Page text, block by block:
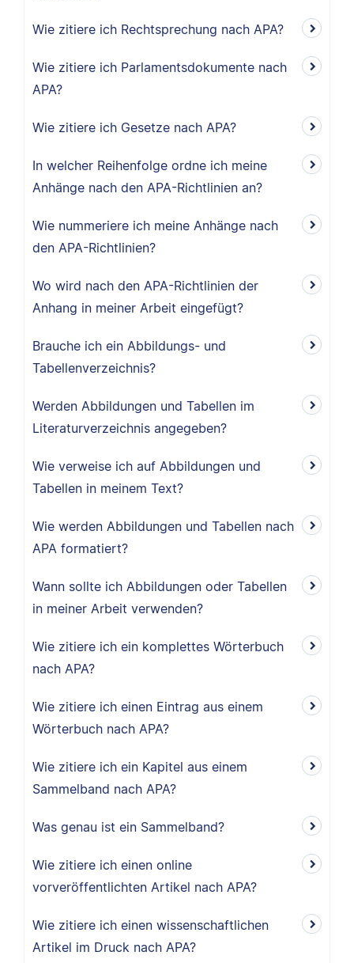
Wie zitiere ich Rechtsprechung nach APA?
Wie zitiere ich Parlamentsdokumente nach
APA?
Wie zitiere ich Gesetze nach APA?
In welcher Reihenfolge ordne ich meine
Anhänge nach den APA-Richtlinien an?
Wie nummeriere ich meine Anhänge nach
den APA-Richtlinien?
Wo wird nach den APA-Richtlinien der
Anhang in meiner Arbeit eingefügt?
Brauche ich ein Abbildungs- und
Tabellenverzeichnis?
Werden Abbildungen und Tabellen im
Literaturverzeichnis angegeben?
Wie verweise ich auf Abbildungen und
Tabellen in meinem Text?
Wie werden Abbildungen und Tabellen nach
APA formatiert?
Wann sollte ich Abbildungen oder Tabellen
in meiner Arbeit verwenden?
Wie zitiere ich ein komplettes Wörterbuch
nach APA?
Wie zitiere ich einen Eintrag aus einem
Wörterbuch nach APA?
Wie zitiere ich ein Kapitel aus einem
Sammelband nach APA?
Was genau ist ein Sammelband?
Wie zitiere ich einen online
vorveröffentlichten Artikel nach APA?
Wie zitiere ich einen wissenschaftlichen
Artikel im Druck nach APA?